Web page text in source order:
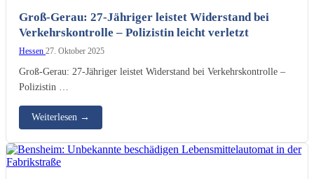
Groß-Gerau: 27-Jähriger leistet Widerstand bei
Verkehrskontrolle – Polizistin leicht verletzt
Hessen 27. Oktober 2025
Groß-Gerau: 27-Jähriger leistet Widerstand bei Verkehrskontrolle –
Polizistin …
Weiterlesen →